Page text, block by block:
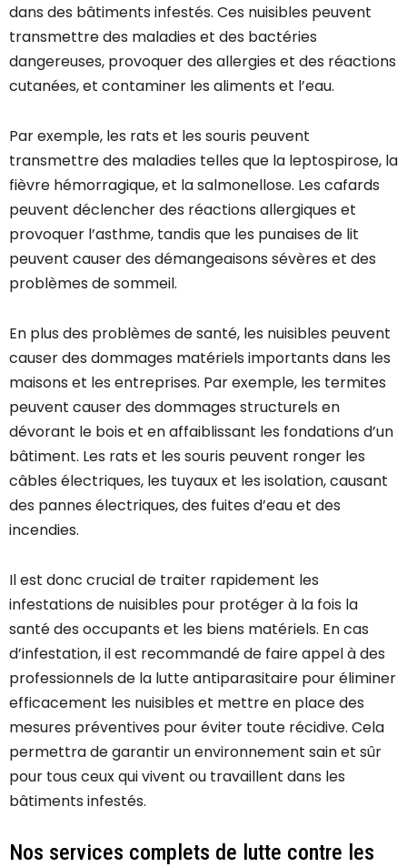
dans des bâtiments infestés. Ces nuisibles peuvent
transmettre des maladies et des bactéries
dangereuses, provoquer des allergies et des réactions
cutanées, et contaminer les aliments et l’eau.
Par exemple, les rats et les souris peuvent
transmettre des maladies telles que la leptospirose, la
fièvre hémorragique, et la salmonellose. Les cafards
peuvent déclencher des réactions allergiques et
provoquer l’asthme, tandis que les punaises de lit
peuvent causer des démangeaisons sévères et des
problèmes de sommeil.
En plus des problèmes de santé, les nuisibles peuvent
causer des dommages matériels importants dans les
maisons et les entreprises. Par exemple, les termites
peuvent causer des dommages structurels en
dévorant le bois et en affaiblissant les fondations d’un
bâtiment. Les rats et les souris peuvent ronger les
câbles électriques, les tuyaux et les isolation, causant
des pannes électriques, des fuites d’eau et des
incendies.
Il est donc crucial de traiter rapidement les
infestations de nuisibles pour protéger à la fois la
santé des occupants et les biens matériels. En cas
d’infestation, il est recommandé de faire appel à des
professionnels de la lutte antiparasitaire pour éliminer
efficacement les nuisibles et mettre en place des
mesures préventives pour éviter toute récidive. Cela
permettra de garantir un environnement sain et sûr
pour tous ceux qui vivent ou travaillent dans les
bâtiments infestés.
Nos services complets de lutte contre les